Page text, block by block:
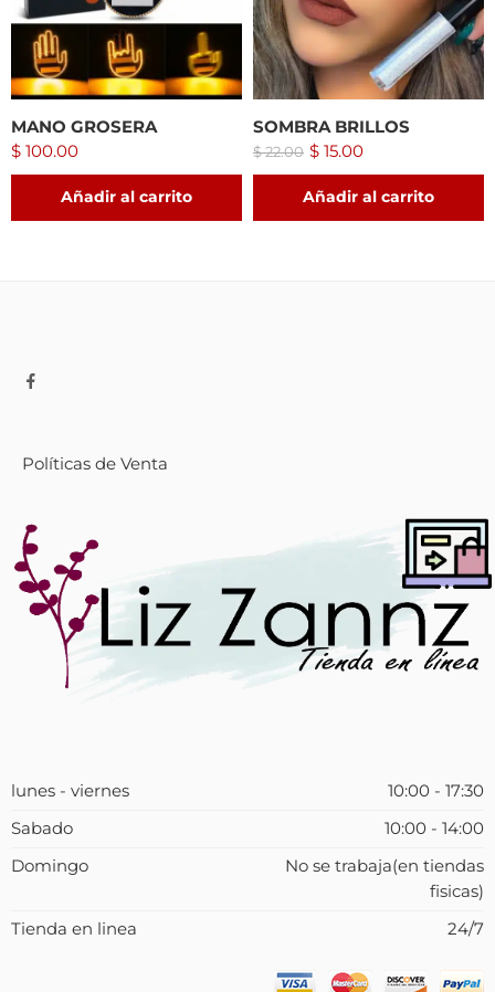
MANO GROSERA
$ 100.00
Añadir al carrito
SOMBRA BRILLOS
$22.00 $ 15.00
Añadir al carrito
Políticas de Venta
lunes - viernes
10:00 - 17:30
Sabado
10:00 - 14:00
Domingo
No se trabaja(en tiendas
fisicas)
Tienda en linea
24/7